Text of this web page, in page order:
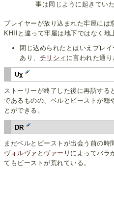
事は同じように起きてい
プレイヤーが放り込まれた牢屋には
KHIIと違って牢屋は地下ではなく地
閉じ込められたとはいえプレ
あり、 チリシィ に言われた通
Uχ
ストーリーが終了した後に再訪する
であるものの、ベルとビーストが穏
とができる。
DR
まだベルとビーストが出会う前の時
ヴォルヴァ と ヴァーリ によってバラ
てもビーストが荒れている。